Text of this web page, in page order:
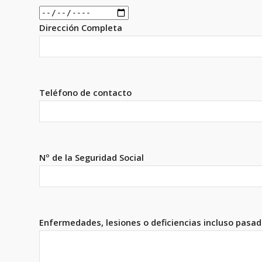
Dirección Completa
Teléfono de contacto
Nº de la Seguridad Social
Enfermedades, lesiones o deficiencias incluso